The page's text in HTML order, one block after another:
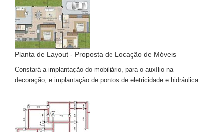
Planta de Layout - Proposta de Locação de Móveis
Constará a implantação do mobiliário, para o auxílio na
decoração, e implantação de pontos de eletricidade e hidráulica.